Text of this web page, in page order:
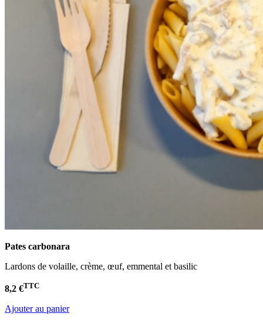
Pates carbonara
Lardons de volaille, crème, œuf, emmental et basilic
8,2 €TTC
Ajouter au panier